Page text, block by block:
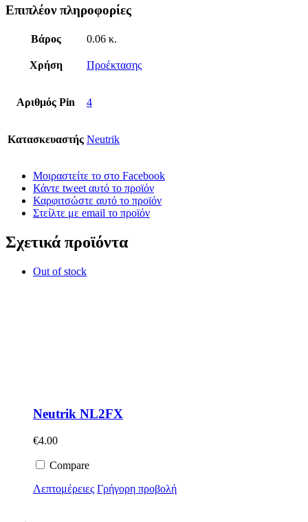
Επιπλέον πληροφορίες
Βάρος 0.06 κ.
Χρήση Προέκτασης
Αριθμός Pin 4
Κατασκευαστής Neutrik
Μοιραστείτε το στο Facebook
Κάντε tweet αυτό το προϊόν
Καρφιτσώστε αυτό το προϊόν
Στείλτε με email το προϊόν
Σχετικά προϊόντα
Out of stock
Neutrik NL2FX
€4.00
Compare
Λεπτομέρειες Γρήγορη προβολή